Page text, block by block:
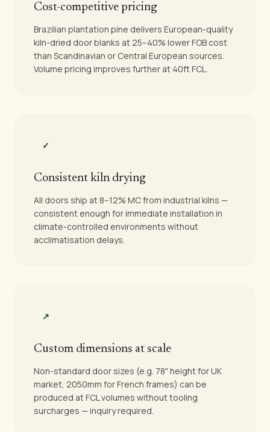
Cost-competitive pricing
Brazilian plantation pine delivers European-quality
kiln-dried door blanks at 25–40% lower FOB cost
than Scandinavian or Central European sources.
Volume pricing improves further at 40ft FCL.
✓
Consistent kiln drying
All doors ship at 8–12% MC from industrial kilns —
consistent enough for immediate installation in
climate-controlled environments without
acclimatisation delays.
↗
Custom dimensions at scale
Non-standard door sizes (e.g. 78" height for UK
market, 2050mm for French frames) can be
produced at FCL volumes without tooling
surcharges — inquiry required.